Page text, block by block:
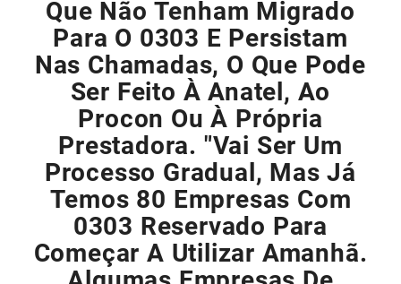
Que Não Tenham Migrado
Para O 0303 E Persistam
Nas Chamadas, O Que Pode
Ser Feito À Anatel, Ao
Procon Ou À Própria
Prestadora. "Vai Ser Um
Processo Gradual, Mas Já
Temos 80 Empresas Com
0303 Reservado Para
Começar A Utilizar Amanhã.